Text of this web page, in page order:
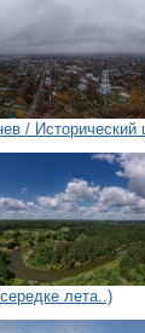
/ Исторический
лета..)